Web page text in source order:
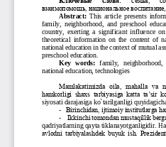
взаимопомощь, национальное
Abstract: This  article  presents
family,  neighborhood,  and  preschool
country,  exerting  a  significant  influence
theoretical  information  on  the  content  of
national education in the context of mutual
preschool education.
Key   words: family,   neighborhood,
national education, technologies
Mamlakatimizda  oila,  mahalla  va
hamkorligi  shaxs  tarbiyasiga  katta  ta’sir
siyosati darajasiga ko`tarilganligi
-
Birinchidan, ijtimoiy institutlarga
-
Ikkinchi tomondan mustaqillik
qadriyatlarning qayta tiklanayotganligidir.
avlodni tarbiyalashdek buyuk ish.